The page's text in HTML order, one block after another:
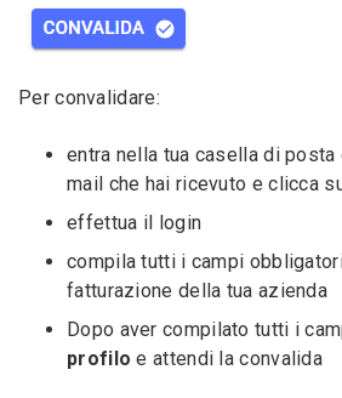
Per convalidare:
entra nella tua casella di posta
mail che hai ricevuto e clicca
effettua il login
compila tutti i campi
fatturazione della tua azienda
Dopo aver compilato tutti i
profilo e attendi la convalida